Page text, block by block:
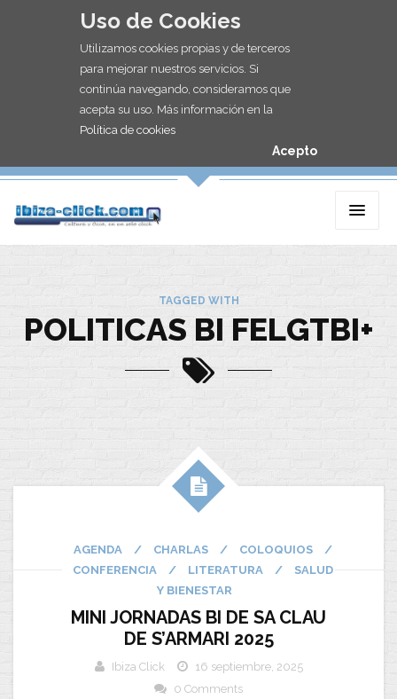
Uso de Cookies
Utilizamos cookies propias y de terceros
para mejorar nuestros servicios. Si
continúa navegando, consideramos que
acepta su uso. Más información en la
Política de cookies
Acepto
TAGGED WITH
POLITICAS BI FELGTBI+
AGENDA / CHARLAS / COLOQUIOS
/
CONFERENCIA
/ LITERATURA /
SALUD
Y BIENESTAR
MINI JORNADAS BI DE SA CLAU
DE S’ARMARI 2025
Ibiza Click
16 septiembre, 2025
0 Comments